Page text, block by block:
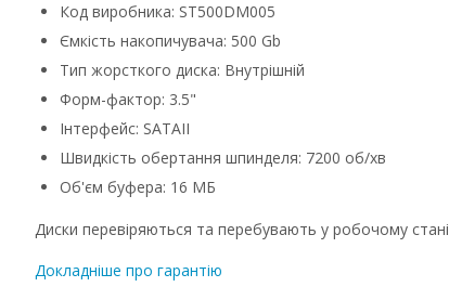
Код виробника: ST500DM005
Ємкість накопичувача: 500 Gb
Тип жорсткого диска: Внутрішній
Форм-фактор: 3.5"
Інтерфейс: SATAII
Швидкість обертання шпинделя: 7200 об/хв
Об'єм буфера: 16 МБ
Диски перевіряються та перебувають у робочому
Докладніше про гарантію